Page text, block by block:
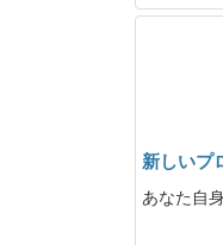
新しいプ
あなた自